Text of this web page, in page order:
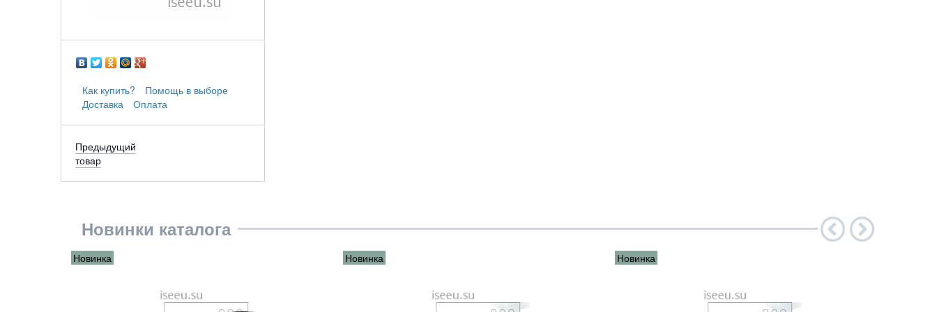
Как купить?
Помощь в выборе
Доставка
Оплата
Предыдущий
товар
Новинки каталога
Новинка Новинка Новинка